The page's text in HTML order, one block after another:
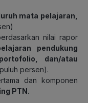
mata pelajaran,
nilai rapor
pendukung
dan/atau
persen).
dan komponen
PTN.